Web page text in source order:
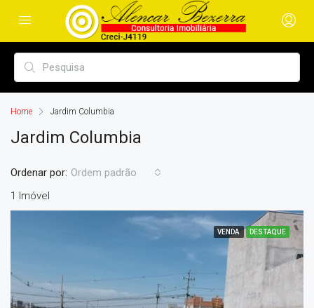
Home Jardim Columbia
Jardim Columbia
1 Imóvel
Ordenar por: Ordem padrão
VENDA DESTAQUE